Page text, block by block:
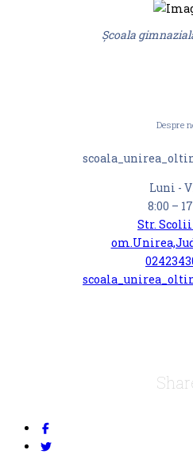
Şcoala
Despre
Luni -
8:00 –
Str. Scolii